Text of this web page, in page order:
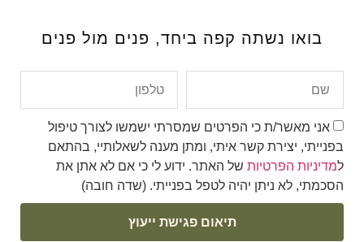
בואו נשתה קפה ביחד, פנים מול פנים
אני מאשר/ת כי הפרטים שמסרתי ישמשו לצורך טיפול
בפנייתי, יצירת קשר איתי, ומתן מענה לשאלותיי, בהתאם
למדיניות הפרטיות של האתר. ידוע לי כי אם לא אתן את
הסכמתי, לא ניתן יהיה לטפל בפנייתי. (שדה חובה)
תיאום פגישת ייעוץ